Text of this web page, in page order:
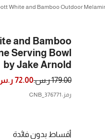
White and Bamboo Outdoor
and Bamboo
Serving Bowl
by Jake Arnold
179.00 ر.س. 72.00 ر.س.
رمز:
376771_CNB
أقساط بدون فائدة